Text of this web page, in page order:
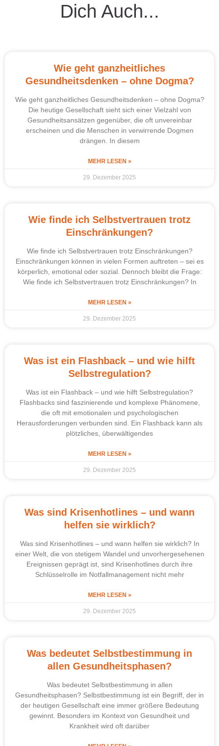
Dich Auch...
Wie geht ganzheitliches
Gesundheitsdenken – ohne Dogma?
Wie geht ganzheitliches Gesundheitsdenken – ohne Dogma?
Die heutige Gesellschaft sieht sich einer Vielzahl von
Gesundheitsansätzen gegenüber, die oft unvereinbar
erscheinen und die Menschen in verwirrende Dogmen
drängen. In diesem
MEHR LESEN »
29. Dezember 2025
Wie finde ich Selbstvertrauen trotz
Einschränkungen?
Wie finde ich Selbstvertrauen trotz Einschränkungen?
Einschränkungen können in vielen Formen auftreten – sei es
körperlich, emotional oder sozial. Dennoch bleibt die Frage:
Wie finde ich Selbstvertrauen trotz Einschränkungen? In
MEHR LESEN »
29. Dezember 2025
Was ist ein Flashback – und wie hilft
Selbstregulation?
Was ist ein Flashback – und wie hilft Selbstregulation?
Flashbacks sind faszinierende und komplexe Phänomene,
die oft mit emotionalen und psychologischen
Herausforderungen verbunden sind. Ein Flashback kann als
plötzliches, überwältigendes
MEHR LESEN »
29. Dezember 2025
Was sind Krisenhotlines – und wann
helfen sie wirklich?
Was sind Krisenhotlines – und wann helfen sie wirklich? In
einer Welt, die von stetigem Wandel und unvorhergesehenen
Ereignissen geprägt ist, sind Krisenhotlines durch ihre
Schlüsselrolle im Notfallmanagement nicht mehr
MEHR LESEN »
29. Dezember 2025
Was bedeutet Selbstbestimmung in
allen Gesundheitsphasen?
Was bedeutet Selbstbestimmung in allen
Gesundheitsphasen? Selbstbestimmung ist ein Begriff, der in
der heutigen Gesellschaft eine immer größere Bedeutung
gewinnt. Besonders im Kontext von Gesundheit und
Krankheit wird oft darüber